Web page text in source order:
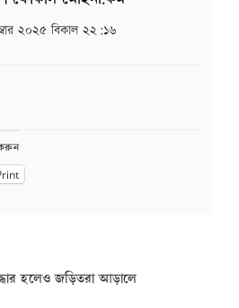
২০২৫ বিকাল ২২:১৬
করুন
হলেও জড়িতরা আড়ালে